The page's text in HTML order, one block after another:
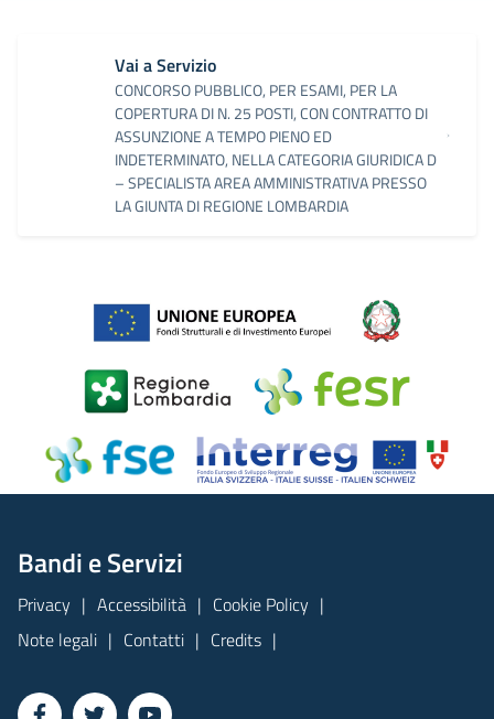
Vai a Servizio
CONCORSO PUBBLICO, PER ESAMI, PER LA
COPERTURA DI N. 25 POSTI, CON CONTRATTO DI
ASSUNZIONE A TEMPO PIENO ED
INDETERMINATO, NELLA CATEGORIA GIURIDICA D
– SPECIALISTA AREA AMMINISTRATIVA PRESSO
LA GIUNTA DI REGIONE LOMBARDIA
Bandi e Servizi
Privacy Accessibilità
Cookie Policy
Note legali
Contatti Credits